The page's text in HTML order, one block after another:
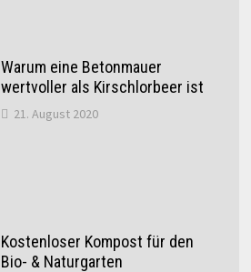
Warum eine Betonmauer
wertvoller als Kirschlorbeer ist
21. August 2020
Kostenloser Kompost für den
Bio- & Naturgarten